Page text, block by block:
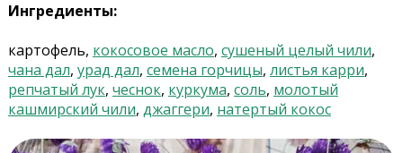
Ингредиенты:
картофель, кокосовое масло, сушеный целый чили,
чана дал, урад дал, семена горчицы, листья карри,
репчатый лук, чеснок, куркума, соль, молотый
кашмирский чили, джаггери, натертый кокос